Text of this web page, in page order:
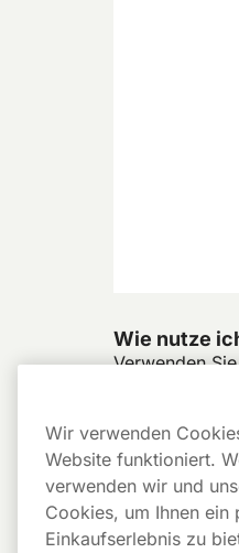
Wie nutze
Verwenden
Wenn Sie mit
darüber, wie
Ihre Vorteile
Wir verwenden
Website funktioniert.
verwenden wir und
Cookies, um Ihnen ein
Einkaufserlebnis zu